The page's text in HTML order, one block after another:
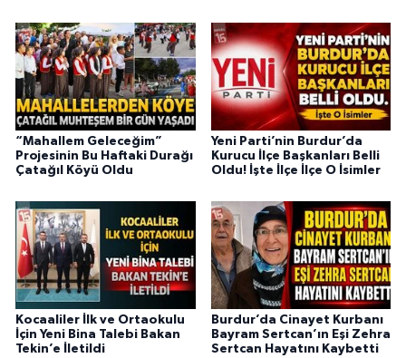
“Mahallem Geleceğim”
Projesinin Bu Haftaki Durağı
Çatağıl Köyü Oldu
Yeni Parti’nin Burdur’da
Kurucu İlçe Başkanları Belli
Oldu! İşte İlçe İlçe O İsimler
Kocaaliler İlk ve Ortaokulu
İçin Yeni Bina Talebi Bakan
Tekin’e İletildi
Burdur’da Cinayet Kurbanı
Bayram Sertcan’ın Eşi Zehra
Sertcan Hayatını Kaybetti